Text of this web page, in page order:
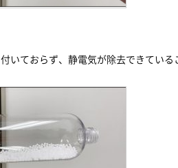
いておらず、静電気が除去できている